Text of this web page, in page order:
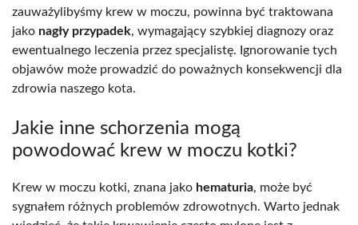
zauważylibyśmy krew w moczu, powinna być traktowana
jako nagły przypadek, wymagający szybkiej diagnozy oraz
ewentualnego leczenia przez specjalistę. Ignorowanie tych
objawów może prowadzić do poważnych konsekwencji dla
zdrowia naszego kota.
Jakie inne schorzenia mogą
powodować krew w moczu kotki?
Krew w moczu kotki, znana jako hematuria, może być
sygnałem różnych problemów zdrowotnych. Warto jednak